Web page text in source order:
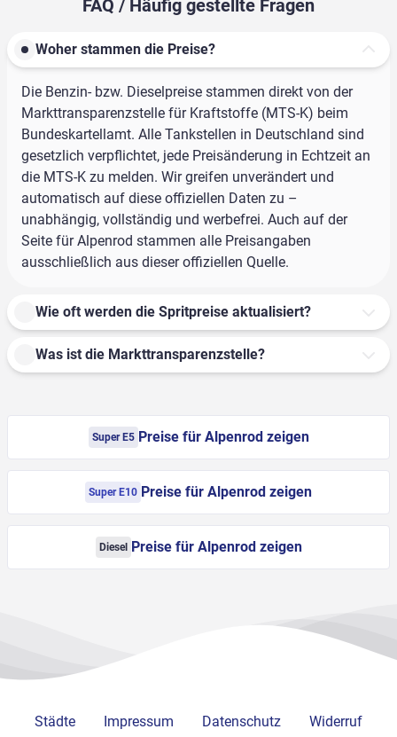
FAQ / Häufig gestellte Fragen
Woher stammen die Preise?
Die Benzin- bzw. Dieselpreise stammen direkt von der
Markttransparenzstelle für Kraftstoffe (MTS-K) beim
Bundeskartellamt. Alle Tankstellen in Deutschland sind
gesetzlich verpflichtet, jede Preisänderung in Echtzeit an
die MTS-K zu melden. Wir greifen unverändert und
automatisch auf diese offiziellen Daten zu –
unabhängig, vollständig und werbefrei. Auch auf der
Seite für Alpenrod stammen alle Preisangaben
ausschließlich aus dieser offiziellen Quelle.
Wie oft werden die Spritpreise aktualisiert?
Was ist die Markttransparenzstelle?
Super E5 Preise für Alpenrod zeigen
Super E10 Preise für Alpenrod zeigen
Diesel Preise für Alpenrod zeigen
Städte Impressum Datenschutz Widerruf